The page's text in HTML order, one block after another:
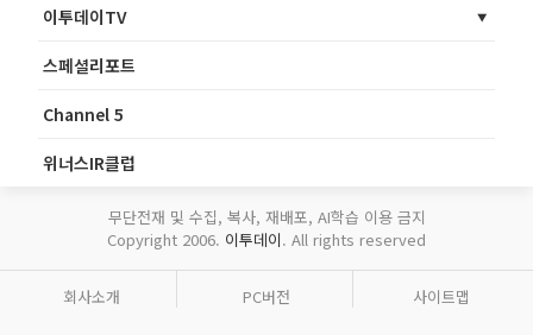
이투데이TV
스페셜리포트
Channel 5
위너스IR클럽
무단전재 및 수집, 복사, 재배포, AI학습 이용 금지
Copyright 2006. 이투데이. All rights reserved
회사소개 PC버전 사이트맵